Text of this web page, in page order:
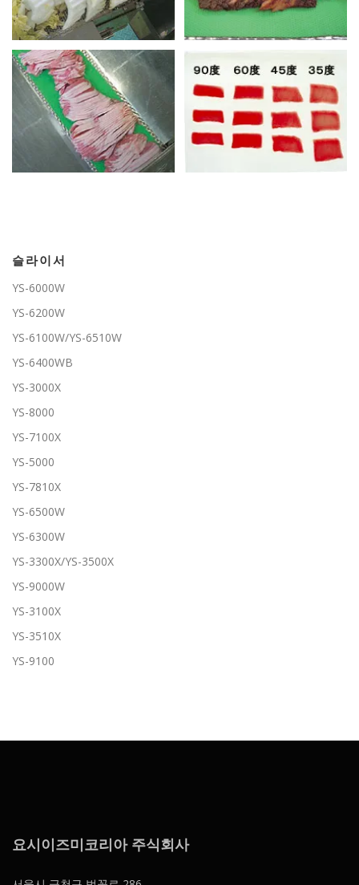
슬라이서
YS-6000W
YS-6200W
YS-6100W/YS-6510W
YS-6400WB
YS-3000X
YS-8000
YS-7100X
YS-5000
YS-7810X
YS-6500W
YS-6300W
YS-3300X/YS-3500X
YS-9000W
YS-3100X
YS-3510X
YS-9100
요시이즈미코리아 주식회사